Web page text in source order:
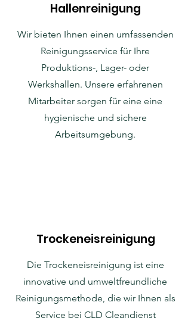
Hallenreinigung
Wir bieten Ihnen einen umfassenden
Reinigungsservice für Ihre
Produktions-, Lager- oder
Werkshallen. Unsere erfahrenen
Mitarbeiter sorgen für eine eine
hygienische und sichere
Arbeitsumgebung.
Trockeneisreinigung
Die Trockeneisreinigung ist eine
innovative und umweltfreundliche
Reinigungsmethode, die wir Ihnen als
Service bei CLD Cleandienst